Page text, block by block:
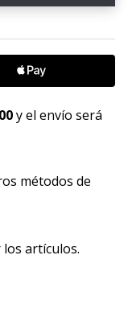
y el envío será
métodos de
los artículos.